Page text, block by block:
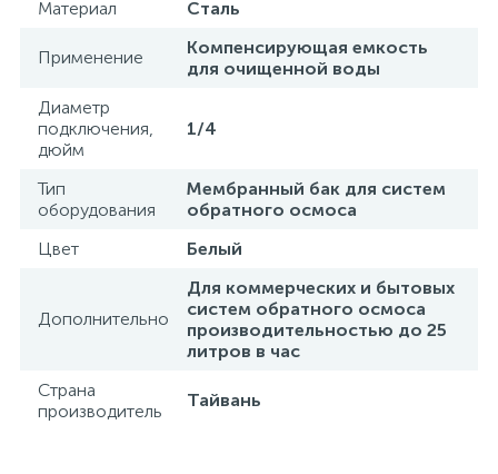
Материал Сталь
Применение
Компенсирующая емкость
для очищенной воды
Диаметр
подключения,
дюйм
1/4
Тип
оборудования
Мембранный бак для систем
обратного осмоса
Цвет
Белый
Дополнительно
Для коммерческих и бытовых
систем обратного осмоса
производительностью до 25
литров в час
Страна
производитель
Тайвань